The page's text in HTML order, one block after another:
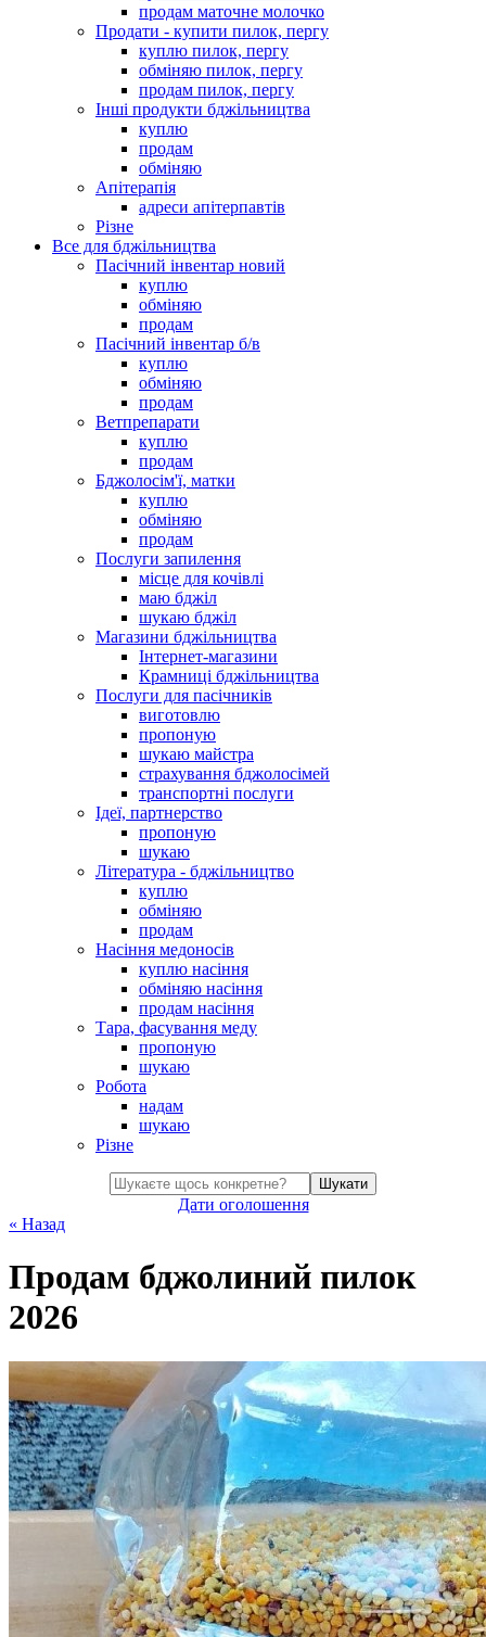
продам маточне молочко
Продати - купити пилок, пергу
куплю пилок, пергу
обміняю пилок, пергу
продам пилок, пергу
Інші продукти бджільництва
куплю
продам
обміняю
Апітерапія
адреси апітерпавтів
Різне
Все для бджільництва
Пасічний інвентар новий
куплю
обміняю
продам
Пасічний інвентар б/в
куплю
обміняю
продам
Ветпрепарати
куплю
продам
Бджолосім'ї, матки
куплю
обміняю
продам
Послуги запилення
місце для кочівлі
маю бджіл
шукаю бджіл
Магазини бджільництва
Інтернет-магазини
Крамниці бджільництва
Послуги для пасічників
виготовлю
пропоную
шукаю майстра
страхування бджолосімей
транспортні послуги
Ідеї, партнерство
пропоную
шукаю
Література - бджільництво
куплю
обміняю
продам
Насіння медоносів
куплю насіння
обміняю насіння
продам насіння
Тара, фасування меду
пропоную
шукаю
Робота
надам
шукаю
Різне
Шукати
Дати оголошення
« Назад
Продам бджолиний пилок
2026